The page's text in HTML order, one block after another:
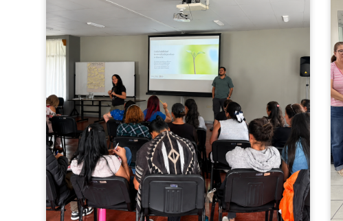
el
bienestar
emocional
de
estudiantes
del
INA
Los
Santos
en